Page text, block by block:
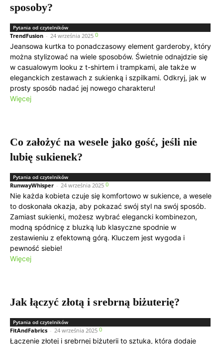
sposoby?
Pytania od czytelników
TrendFusion - 24 września 2025 0
Jeansowa kurtka to ponadczasowy element garderoby, który
można stylizować na wiele sposobów. Świetnie odnajdzie się
w casualowym looku z t-shirtem i trampkami, ale także w
eleganckich zestawach z sukienką i szpilkami. Odkryj, jak w
prosty sposób nadać jej nowego charakteru!
Więcej
Co założyć na wesele jako gość, jeśli nie
lubię sukienek?
Pytania od czytelników
RunwayWhisper - 24 września 2025 0
Nie każda kobieta czuje się komfortowo w sukience, a wesele
to doskonała okazja, aby pokazać swój styl na swój sposób.
Zamiast sukienki, możesz wybrać elegancki kombinezon,
modną spódnicę z bluzką lub klasyczne spodnie w
zestawieniu z efektowną górą. Kluczem jest wygoda i
pewność siebie!
Więcej
Jak łączyć złotą i srebrną biżuterię?
Pytania od czytelników
FitAndFabrics - 24 września 2025 0
Łączenie złotej i srebrnej biżuterii to sztuka, która dodaje